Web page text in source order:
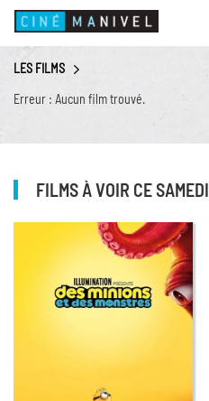
ACCUEIL
PROGRAMME
ANIMATIONS
CINÉ CAFÉ | RESTAURANT
LES FILMS
Erreur : Aucun film trouvé.
FILMS À VOIR CE SAMEDI